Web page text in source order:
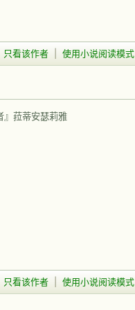
只看该作者 使用小说阅读模式
』菈蒂安瑟莉雅
只看该作者 使用小说阅读模式